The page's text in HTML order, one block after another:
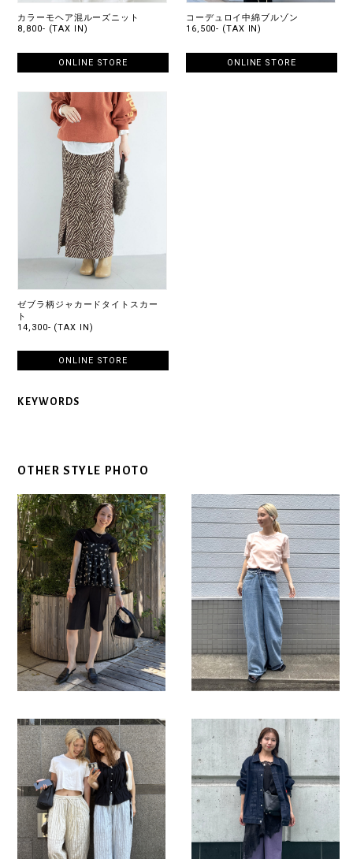
カラーモヘア混ルーズニット
8,800- (TAX IN)
ONLINE STORE
コーデュロイ中綿ブルゾン
16,500- (TAX IN)
ONLINE STORE
ゼブラ柄ジャカードタイトスカー
ト
14,300- (TAX IN)
ONLINE STORE
KEYWORDS
OTHER STYLE PHOTO